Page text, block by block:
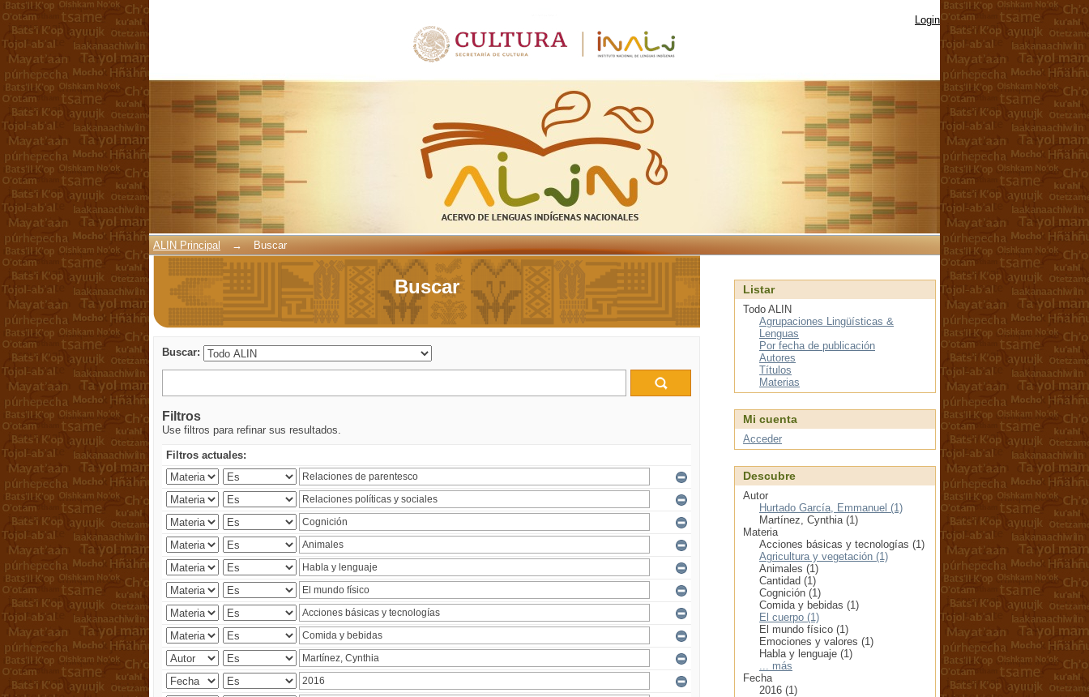
Login
ALIN Principal → Buscar
Buscar
Buscar:
Filtros
Use filtros para refinar sus resultados.
Filtros actuales:
Listar
Todo ALIN
Agrupaciones Lingüísticas &
Lenguas
Por fecha de publicación
Autores
Títulos
Materias
Mi cuenta
Acceder
Descubre
Autor
Hurtado García, Emmanuel (1)
Martínez, Cynthia (1)
Materia
Acciones básicas y tecnologías (1)
Agricultura y vegetación (1)
Animales (1)
Cantidad (1)
Cognición (1)
Comida y bebidas (1)
El cuerpo (1)
El mundo físico (1)
Emociones y valores (1)
Habla y lenguaje (1)
... más
Fecha
2016 (1)